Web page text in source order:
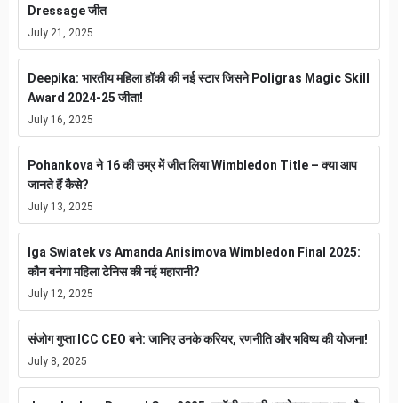
Dressage जीत
July 21, 2025
Deepika: भारतीय महिला हॉकी की नई स्टार जिसने Poligras Magic Skill
Award 2024-25 जीता!
July 16, 2025
Pohankova ने 16 की उम्र में जीत लिया Wimbledon Title – क्या आप
जानते हैं कैसे?
July 13, 2025
Iga Swiatek vs Amanda Anisimova Wimbledon Final 2025:
कौन बनेगा महिला टेनिस की नई महारानी?
July 12, 2025
संजोग गुप्ता ICC CEO बने: जानिए उनके करियर, रणनीति और भविष्य की योजना!
July 8, 2025